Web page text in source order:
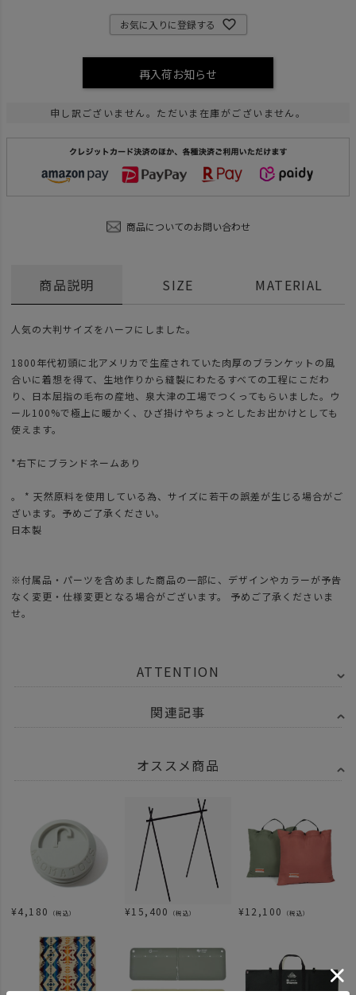
お気に入りに登録する
再入荷お知らせ
申し訳ございません。ただいま在庫がございません。
商品についてのお問い合わせ
商品説明
人気の大判サイズをハーフにしました。
1800年代初頭に北アメリカで生産されていた肉厚のブランケットの風
合いに着想を得て、生地作りから縫製にわたるすべての工程にこだわ
り、日本屈指の毛布の産地、泉大津の工場でつくってもらいました。ウ
ール100%で極上に暖かく、ひざ掛けやちょっとしたお出かけとしても
使えます。
*右下にブランドネームあり
。 * 天然原料を使用している為、サイズに若干の誤差が生じる場合がご
ざいます。予めご了承ください。
日本製
※付属品・パーツを含めました商品の一部に、デザインやカラーが予告
なく変更・仕様変更となる場合がございます。 予めご了承くださいま
せ。
SIZE MATERIAL
ATTENTION
関連記事
オススメ商品
¥4,180 （税込） ¥15,400 （税込） ¥12,100 （税込）